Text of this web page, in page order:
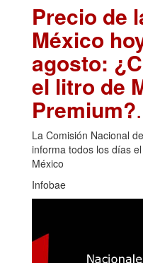
Precio de
México
agosto:
el litro de
Premium?
La Comisión Nacional
informa todos los días
México
Infobae